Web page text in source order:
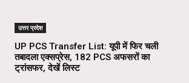
उत्तर प्रदेश
UP PCS Transfer List: यूपी में फिर चली
तबादला एक्सप्रेस, 182 PCS अफसरों का
ट्रांसफर, देखें लिस्ट